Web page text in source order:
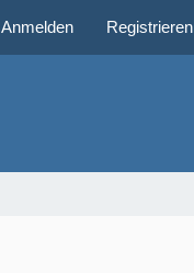
Anmelden Registrieren